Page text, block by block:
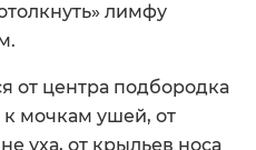
лимфу
от центра подбородка
мочкам ушей, от
уха, от крыльев носа